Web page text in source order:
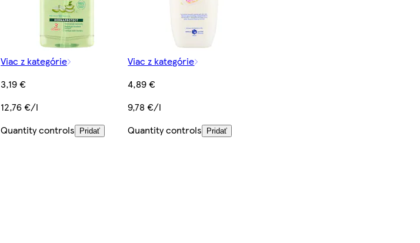
Viac z kategórie
3,19 €
12,76 €/l
Quantity controls
Pridať
Viac z kategórie
4,89 €
9,78 €/l
Quantity controls Pridať